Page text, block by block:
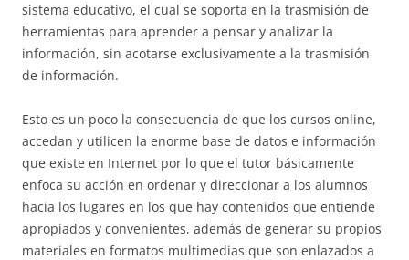
sistema educativo, el cual se soporta en la trasmisión de
herramientas para aprender a pensar y analizar la
información, sin acotarse exclusivamente a la trasmisión
de información.
Esto es un poco la consecuencia de que los cursos online,
accedan y utilicen la enorme base de datos e información
que existe en Internet por lo que el tutor básicamente
enfoca su acción en ordenar y direccionar a los alumnos
hacia los lugares en los que hay contenidos que entiende
apropiados y convenientes, además de generar su propios
materiales en formatos multimedias que son enlazados a